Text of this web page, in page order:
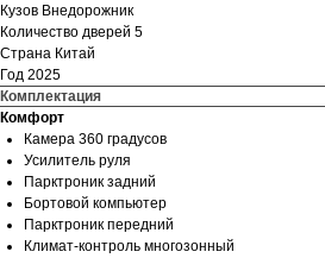
Кузов Внедорожник
Количество дверей 5
Страна Китай
Год 2025
Комплектация
Комфорт
Камера 360 градусов
Усилитель руля
Парктроник задний
Бортовой компьютер
Парктроник передний
Климат-контроль многозонный